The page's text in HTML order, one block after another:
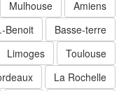
Amiens
Mulhouse
Basse-terre
St.-Benoit
Toulouse
Limoges
La Rochelle
Bordeaux